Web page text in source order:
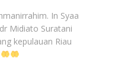
In Syaa
Midiato Suratani
kepulauan Riau